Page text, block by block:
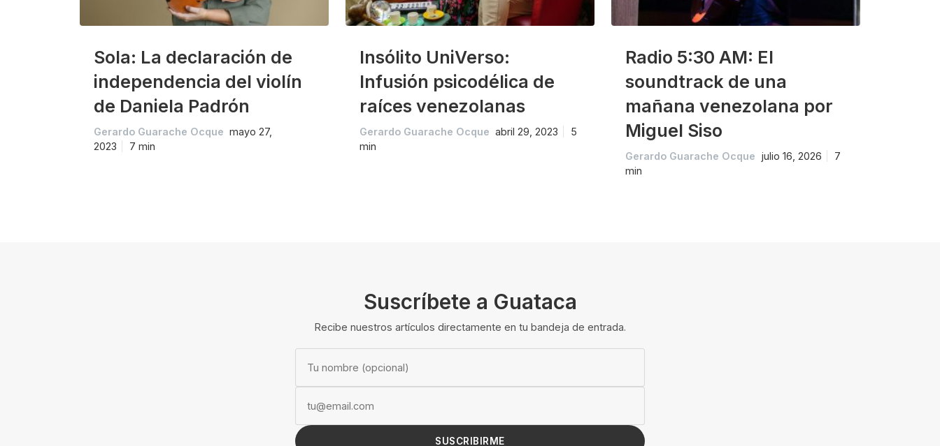
Sola: La declaración de
independencia del violín
de Daniela Padrón
Gerardo Guarache Ocque mayo 27,
2023
7 min
Insólito UniVerso:
Infusión psicodélica de
raíces venezolanas
Gerardo Guarache Ocque abril 29, 2023
5
min
Radio 5:30 AM: El
soundtrack de una
mañana venezolana por
Miguel Siso
Gerardo Guarache Ocque julio 16, 2026
7
min
Suscríbete a Guataca
Recibe nuestros artículos directamente en tu bandeja de entrada.
SUSCRIBIRME